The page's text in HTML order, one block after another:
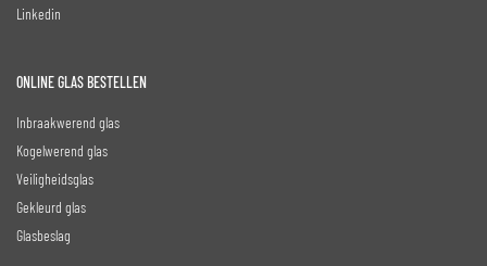
Linkedin
ONLINE GLAS BESTELLEN
Inbraakwerend glas
Kogelwerend glas
Veiligheidsglas
Gekleurd glas
Glasbeslag